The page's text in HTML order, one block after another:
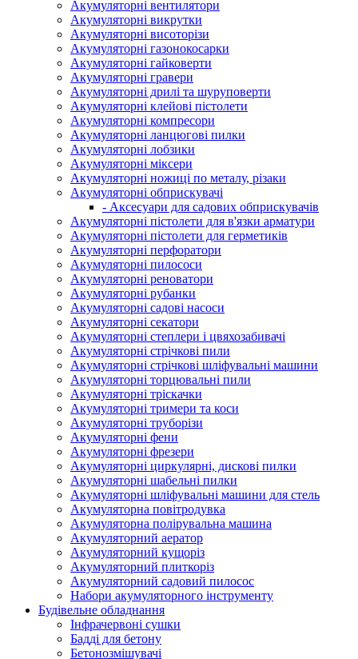
Акумуляторні вентилятори
Акумуляторні викрутки
Акумуляторні висоторізи
Акумуляторні газонокосарки
Акумуляторні гайковерти
Акумуляторні гравери
Акумуляторні дрилі та шуруповерти
Акумуляторні клейові пістолети
Акумуляторні компресори
Акумуляторні ланцюгові пилки
Акумуляторні лобзики
Акумуляторні міксери
Акумуляторні ножиці по металу, різаки
Акумуляторні обприскувачі
- Аксесуари для садових обприскувачів
Акумуляторні пістолети для в'язки арматури
Акумуляторні пістолети для герметиків
Акумуляторні перфоратори
Акумуляторні пилососи
Акумуляторні реноватори
Акумуляторні рубанки
Акумуляторні садові насоси
Акумуляторні секатори
Акумуляторні степлери і цвяхозабивачі
Акумуляторні стрічкові пили
Акумуляторні стрічкові шліфувальні машини
Акумуляторні торцювальні пили
Акумуляторні тріскачки
Акумуляторні тримери та коси
Акумуляторні труборізи
Акумуляторні фени
Акумуляторні фрезери
Акумуляторні циркулярні, дискові пилки
Акумуляторні шабельні пилки
Акумуляторні шліфувальні машини для стель
Акумуляторна повітродувка
Акумуляторна полірувальна машина
Акумуляторний аератор
Акумуляторний кущоріз
Акумуляторний плиткоріз
Акумуляторний садовий пилосос
Набори акумуляторного інструменту
Будівельне обладнання
Інфрачервоні сушки
Бадді для бетону
Бетонозмішувачі